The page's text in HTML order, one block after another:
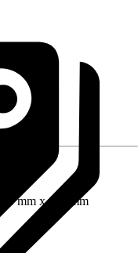
110 mm x 110 mm